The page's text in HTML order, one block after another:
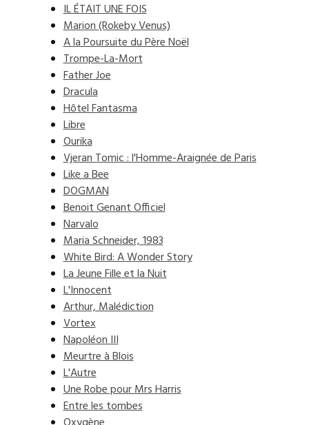
IL ÉTAIT UNE FOIS
Marion (Rokeby Venus)
A la Poursuite du Père Noël
Trompe-La-Mort
Father Joe
Dracula
Hôtel Fantasma
Libre
Ourika
Vjeran Tomic : l'Homme-Araignée de Paris
Like a Bee
DOGMAN
Benoit Genant Officiel
Narvalo
Maria Schneider, 1983
White Bird: A Wonder Story
La Jeune Fille et la Nuit
L'Innocent
Arthur, Malédiction
Vortex
Napoléon III
Meurtre à Blois
L'Autre
Une Robe pour Mrs Harris
Entre les tombes